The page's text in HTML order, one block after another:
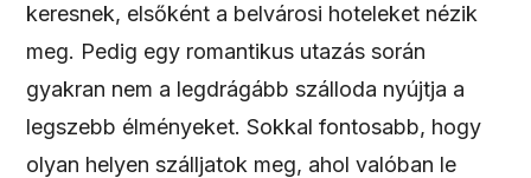
keresnek, elsőként a belvárosi hoteleket nézik
meg. Pedig egy romantikus utazás során
gyakran nem a legdrágább szálloda nyújtja a
legszebb élményeket. Sokkal fontosabb, hogy
olyan helyen szálljatok meg, ahol valóban le